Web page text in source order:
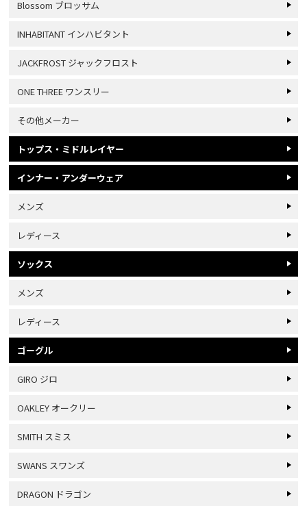
Blossom ブロッサム
INHABITANT インハビタント
JACKFROST ジャックフロスト
ONE THREE ワンスリー
その他メーカー
トップス・ミドルレイヤー
インナー・アンダーウェア
メンズ
レディース
ソックス
メンズ
レディース
ゴーグル
GIRO ジロ
OAKLEY オークリー
SMITH スミス
SWANS スワンズ
DRAGON ドラゴン